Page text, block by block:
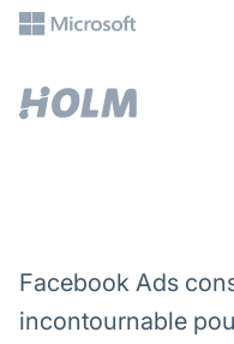
Facebook Ads
incontournable